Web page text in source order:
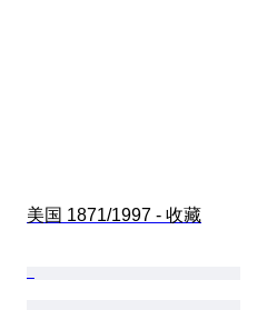
美国 1871/1997 - 收藏